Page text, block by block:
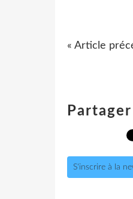
« Article
S'inscrire à la